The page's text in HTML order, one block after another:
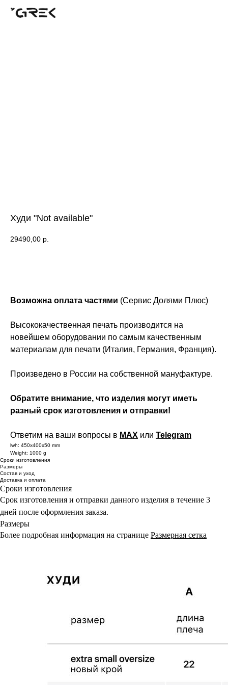
Худи "Not available"
29490,00 р.
Возможна оплата частями (Сервис Долями Плюс)
Высококачественная печать производится на
новейшем оборудовании по самым качественным
материалам для печати (Италия, Германия, Франция).
Произведено в России на собственной мануфактуре.
Обратите внимание, что изделия могут иметь
разный срок изготовления и отправки!
Ответим на ваши вопросы в MAX или Telegram
lwh: 450x400x50 mm
Weight: 1000 g
Сроки изготовления
Размеры
Состав и уход
Доставка и оплата
Сроки изготовления
Срок изготовления и отправки данного изделия в течение 3
дней после оформления заказа.
Размеры
Более подробная информация на странице Размерная сетка